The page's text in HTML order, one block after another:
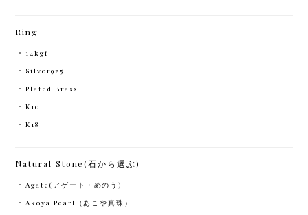
Ring
14kgf
Silver925
Plated Brass
K10
K18
Natural Stone(石から選ぶ)
Agate(アゲート・めのう)
Akoya Pearl（あこや真珠）